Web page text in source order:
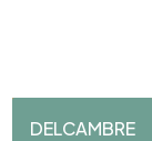
DELCAMBRE